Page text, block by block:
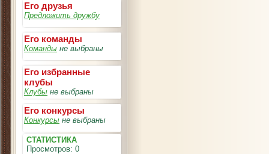
Его друзья
Предложить дружбу
Его команды
Команды не выбраны
Его избранные
клубы
Клубы не выбраны
Его конкурсы
Конкурсы не выбраны
СТАТИСТИКА
Просмотров: 0